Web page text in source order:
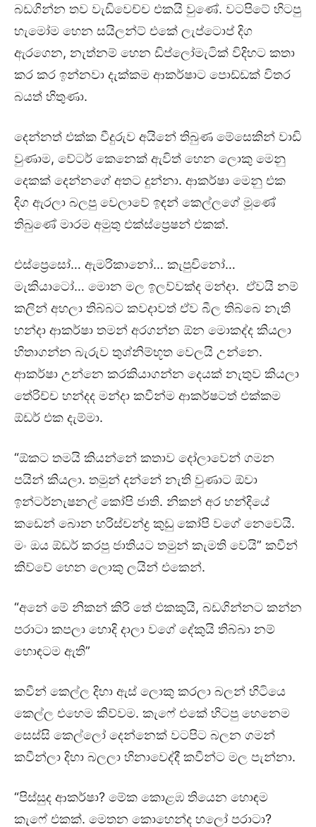
බඩගින්න තව වැඩිවෙච්ච එකයි වුණේ. වටපිටේ හිටපු
හැමෝම හෙන සයිලන්ට් එකේ ලැප්ටොප් දිග
ඇරගෙන, නැත්නම් හෙන ඩිප්ලෝමැටික් විදිහට කතා
කර කර ඉන්නවා දැක්කම ආකර්ෂාට පොඩ්ඩක් විතර
බයත් හිතුණා.
දෙන්නත් එක්ක වීදුරුව අයිනේ තිබුණ මේසෙකින් වාඩි
වුණාම, වේටර් කෙනෙක් ඇවිත් හෙන ලොකු මෙනු
දෙකක් දෙන්නගේ අතට දුන්නා. ආකර්ෂා මෙනු එක
දිග ඇරලා බලපු වෙලාවේ ඉඳන් කෙල්ලගේ මූණේ
තිබුණේ මාරම අමුතු එක්ස්ප්‍රෙෂන් එකක්.
එස්ප්‍රෙසෝ… ඇමරිකානෝ… කැපුචිනෝ…
මැකියාටෝ… මොන මල ඉලව්වක්ද මන්දා. ඒවයි නම්
කලින් අහලා තිබ්බට කවදාවත් ඒව බීල තිබ්බෙ නැති
හන්දා ආකර්ෂා තමන් අරගන්න ඕන මොකද්ද කියලා
හිතාගන්න බැරුව තුශ්නිම්භූත වෙලයි උන්නෙ.
ආකර්ෂා උන්නෙ කරකියාගන්න දෙයක් නැතුව කියලා
තේරිච්ච හන්දද මන්දා කවීන්ම ආකර්ෂටත් එක්කම
ඕඩර් එක දැම්මා.
“ඕකට තමයි කියන්නේ කතාව දෝලාවෙන් ගමන
පයින් කියලා. තමුන් දන්නේ නැති වුණාට ඕවා
ඉන්ටර්නැෂනල් කෝපි ජාති. නිකන් අර හන්දියේ
කඩෙන් බොන හරිස්චන්ද්‍ර කුඩු කෝපි වගේ නෙවෙයි.
මං ඔය ඕඩර් කරපු ජාතියට තමුන් කැමති වෙයි” කවීන්
කිව්වේ හෙන ලොකු ලයින් එකෙන්.
“අනේ මේ නිකන් කිරි තේ එකකුයි, බඩගින්නට කන්න
පරාටා කපලා හොදි දාලා වගේ දේකුයි තිබ්බා නම්
හොඳටම ඇති”
කවීන් කෙල්ල දිහා ඇස් ලොකු කරලා බලන් හිටියෙ
කෙල්ල එහෙම කිව්වම. කැෆේ එකේ හිටපු හෙනෙම
සෙස්සි කෙල්ලෝ දෙන්නෙක් වටපිට බලන ගමන්
කවීන්ලා දිහා බලලා හිනාවෙද්දී කවීන්ට මල පැන්නා.
“පිස්සුද ආකර්ෂා? මේක කොළඹ තියෙන හොඳම
කැෆේ එකක්. මෙතන කොහෙන්ද හලෝ පරාටා?